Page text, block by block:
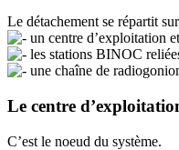
Le détachement se répartit
un centre d’exploitation
les stations BINOC
une chaîne de
Le centre
C’est le noeud du système.